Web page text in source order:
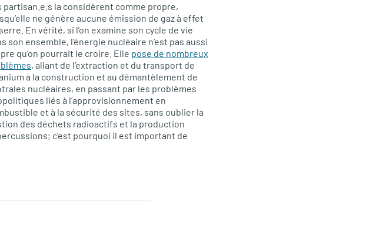
partisan.e.s la considèrent comme propre,
ne génère aucune émission de gaz à effet
En vérité, si l’on examine son cycle de vie
son ensemble, l’énergie nucléaire n’est pas aussi
qu’on pourrait le croire. Elle pose de nombreux
, allant de l’extraction et du transport de
à la construction et au démantèlement de
nucléaires, en passant par les problèmes
liés à l’approvisionnement en
et à la sécurité des sites, sans oublier la
des déchets radioactifs et la production
c’est pourquoi il est important de